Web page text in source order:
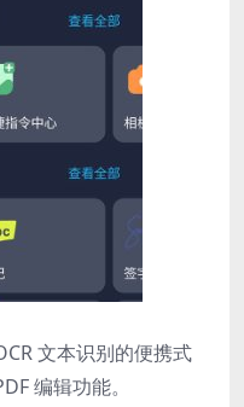
文本识别的便携式
编辑功能。